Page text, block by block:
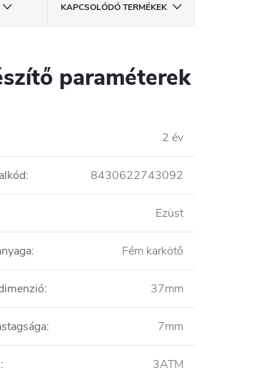
KAPCSOLÓDÓ TERMÉKEK
paraméterek
2 év
: 8430622743092
Ezüst
: Fém karkötő
: 37mm
: 7mm
: 3ATM